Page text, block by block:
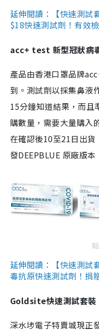
延伸閱讀：【快速測試
$18快速測試劑！有效
acc+ test 新型冠狀病
產品由香港口罩品牌
到。測試劑以採集鼻液
15分鐘知道結果，而
購數量，需要大量購入
在確認後10至21日出
發DEEPBLUE 原廠版本
延伸閱讀：【快速測試
毒抗原快速測試劑！捐
Goldsite快速測試套裝
深水埗電子特賣城現正